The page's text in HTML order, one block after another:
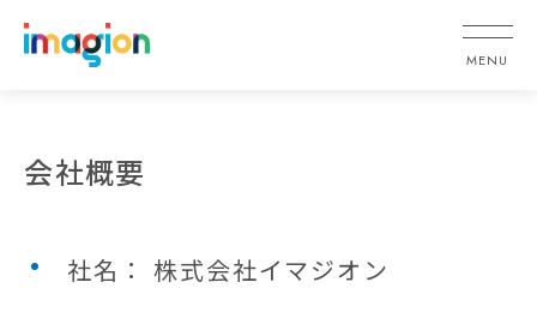
会社概要
社名： 株式会社イマジオン